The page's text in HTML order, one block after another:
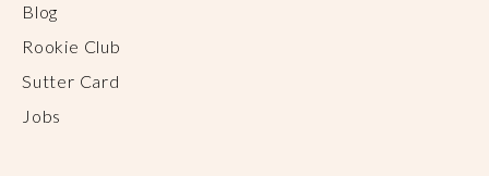
Blog
Rookie Club
Sutter Card
Jobs